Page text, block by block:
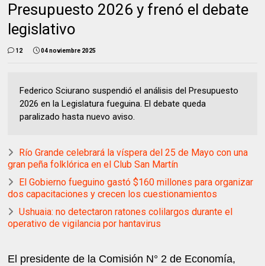
Presupuesto 2026 y frenó el debate
legislativo
12 04 noviembre 2025
Federico Sciurano suspendió el análisis del Presupuesto
2026 en la Legislatura fueguina. El debate queda
paralizado hasta nuevo aviso.
Río Grande celebrará la víspera del 25 de Mayo con una
gran peña folklórica en el Club San Martín
El Gobierno fueguino gastó $160 millones para organizar
dos capacitaciones y crecen los cuestionamientos
Ushuaia: no detectaron ratones colilargos durante el
operativo de vigilancia por hantavirus
El presidente de la Comisión N° 2 de Economía,